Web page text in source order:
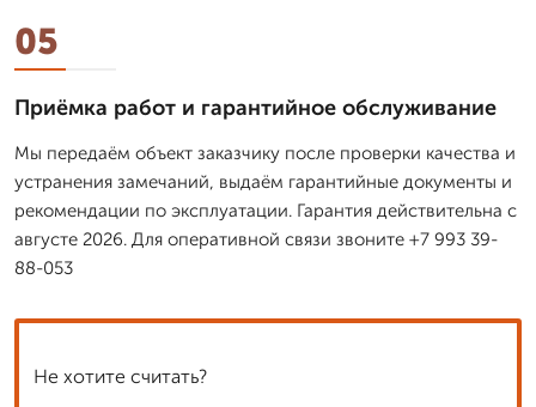
05
Приёмка работ и гарантийное обслуживание
Мы передаём объект заказчику после проверки качества и
устранения замечаний, выдаём гарантийные документы и
рекомендации по эксплуатации. Гарантия действительна с
августе 2026. Для оперативной связи звоните +7 993 39-
88-053
Не хотите считать?